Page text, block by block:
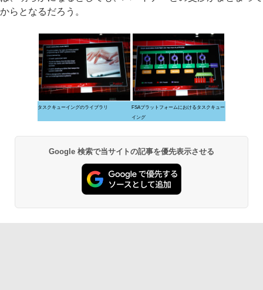
からとなるだろう。
タスクキューイングのライブラリ
FSAプラットフォームにおけるタスクキュー
イング
Google 検索で当サイトの記事を優先表示させる